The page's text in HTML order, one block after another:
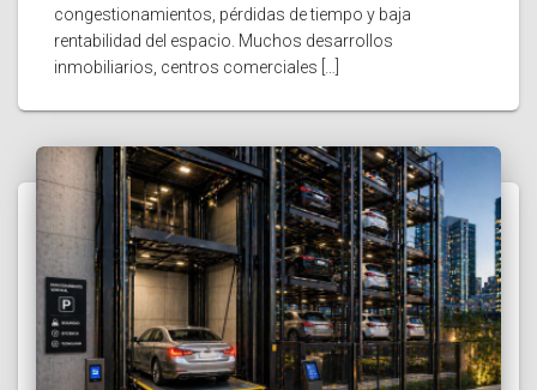
congestionamientos, pérdidas de tiempo y baja
rentabilidad del espacio. Muchos desarrollos
inmobiliarios, centros comerciales […]